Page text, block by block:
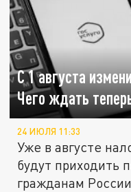
С 1 августа
Чего ждать
24 ИЮЛЯ 11:33
Уже в августе
будут приходить
гражданам